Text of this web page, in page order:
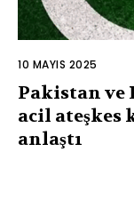
10 MAYIS 2025
Pakistan ve
acil ateşkes
anlaştı